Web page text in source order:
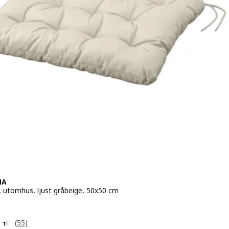
utomhus, ljust gråbeige, 50x50 cm
Recension: 4.4 utanför 5 stjärnor. Totalt antal
(55)